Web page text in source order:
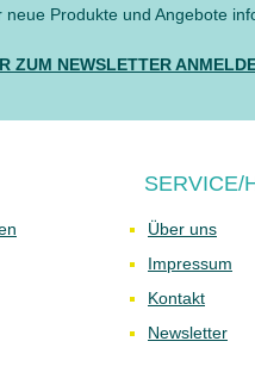
Produkte und Angebote
ZUM NEWSLETTER
SERVICE/
Über uns
Impressum
Kontakt
Newsletter